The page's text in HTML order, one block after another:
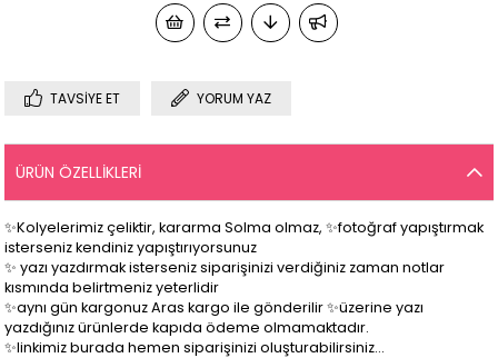
TAVSIYE ET YORUM YAZ
ÜRÜN ÖZELLIKLERI
✨Kolyelerimiz çeliktir, kararma Solma olmaz, ✨fotoğraf yapıştırmak
isterseniz kendiniz yapıştırıyorsunuz
✨ yazı yazdırmak isterseniz siparişinizi verdiğiniz zaman notlar
kısmında belirtmeniz yeterlidir
✨aynı gün kargonuz Aras kargo ile gönderilir ✨üzerine yazı
yazdığınız ürünlerde kapıda ödeme olmamaktadır.
✨linkimiz burada hemen siparişinizi oluşturabilirsiniz…